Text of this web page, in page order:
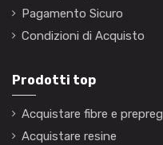
Pagamento Sicuro
Condizioni di Acquisto
Prodotti top
Acquistare fibre e prepreg
Acquistare resine